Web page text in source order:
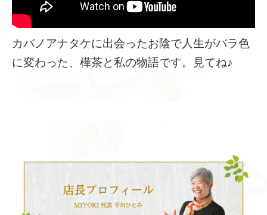
カバノアナタケに出会ったお陰で人生がバラ色
に変わった、樺茶と私の物語です。見てね♪